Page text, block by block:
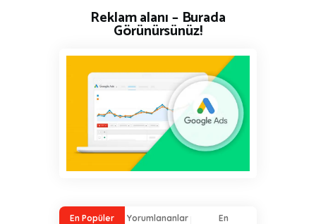
Reklam alanı – Burada
Görünürsünüz!
En Popüler Yorumlananlar
En